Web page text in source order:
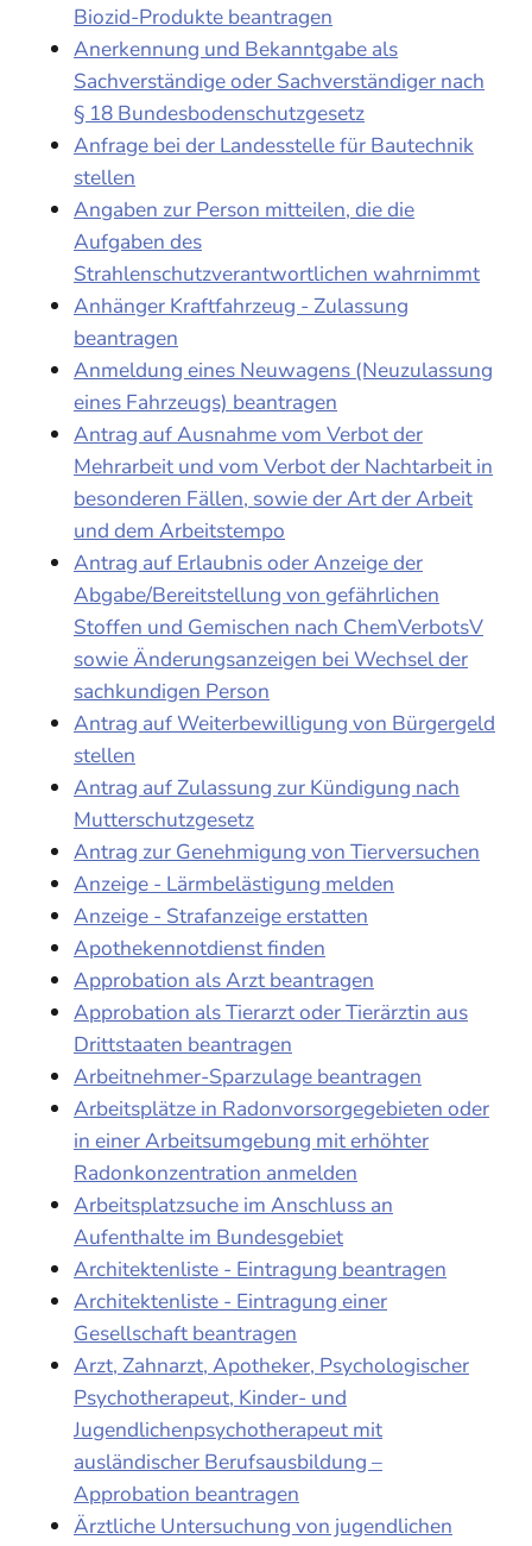
Biozid-Produkte beantragen
Anerkennung und Bekanntgabe als
Sachverständige oder Sachverständiger nach
§ 18 Bundesbodenschutzgesetz
Anfrage bei der Landesstelle für Bautechnik
stellen
Angaben zur Person mitteilen, die die
Aufgaben des
Strahlenschutzverantwortlichen wahrnimmt
Anhänger Kraftfahrzeug - Zulassung
beantragen
Anmeldung eines Neuwagens (Neuzulassung
eines Fahrzeugs) beantragen
Antrag auf Ausnahme vom Verbot der
Mehrarbeit und vom Verbot der Nachtarbeit in
besonderen Fällen, sowie der Art der Arbeit
und dem Arbeitstempo
Antrag auf Erlaubnis oder Anzeige der
Abgabe/Bereitstellung von gefährlichen
Stoffen und Gemischen nach ChemVerbotsV
sowie Änderungsanzeigen bei Wechsel der
sachkundigen Person
Antrag auf Weiterbewilligung von Bürgergeld
stellen
Antrag auf Zulassung zur Kündigung nach
Mutterschutzgesetz
Antrag zur Genehmigung von Tierversuchen
Anzeige - Lärmbelästigung melden
Anzeige - Strafanzeige erstatten
Apothekennotdienst finden
Approbation als Arzt beantragen
Approbation als Tierarzt oder Tierärztin aus
Drittstaaten beantragen
Arbeitnehmer-Sparzulage beantragen
Arbeitsplätze in Radonvorsorgegebieten oder
in einer Arbeitsumgebung mit erhöhter
Radonkonzentration anmelden
Arbeitsplatzsuche im Anschluss an
Aufenthalte im Bundesgebiet
Architektenliste - Eintragung beantragen
Architektenliste - Eintragung einer
Gesellschaft beantragen
Arzt, Zahnarzt, Apotheker, Psychologischer
Psychotherapeut, Kinder- und
Jugendlichenpsychotherapeut mit
ausländischer Berufsausbildung –
Approbation beantragen
Ärztliche Untersuchung von jugendlichen